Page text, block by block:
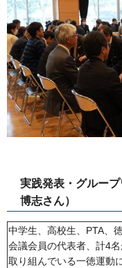
実践発表・グルー
博志さん）
中学生、高校生、PTA、
会議会員の代表者、計4
取り組んでいる一徳運動